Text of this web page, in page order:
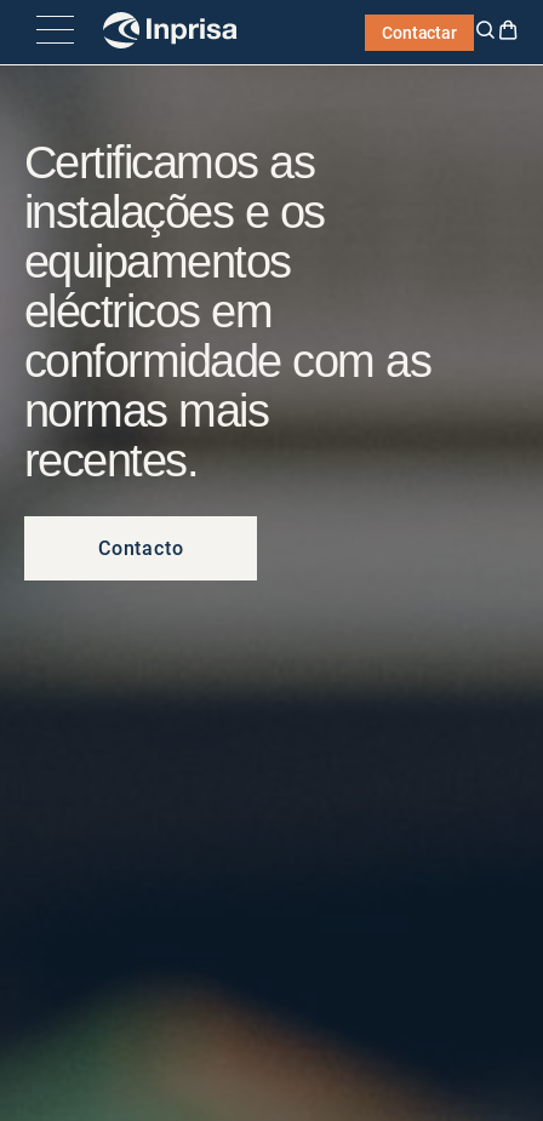
Skip
content
Contactar
Certificamos as
instalações e os
equipamentos
eléctricos em
conformidade com as
normas mais
recentes.
Contacto